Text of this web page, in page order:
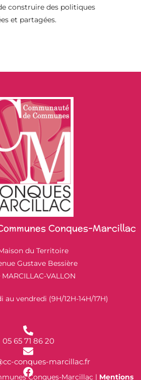
construire des politiques
et partagées.
Conques-Marcillac
du Territoire
Gustave Bessière
MARCILLAC-VALLON
vendredi (9H/12H-14H/17H)
05 65 71 86 20
conques-marcillac.fr
Conques-Marcillac | Mentions